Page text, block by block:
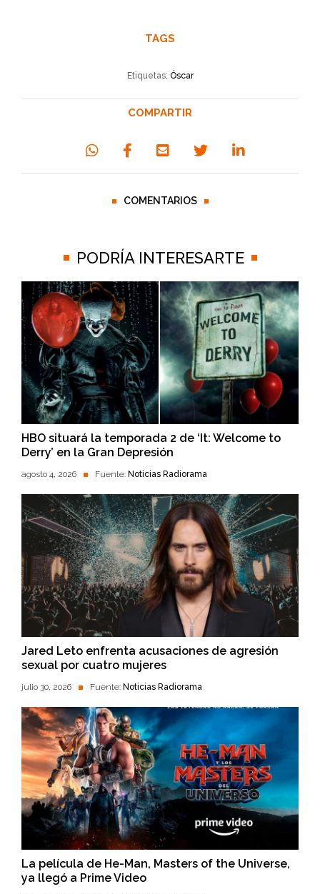
TAGS
Etiquetas: Óscar
COMPARTIR
COMENTARIOS
PODRÍA INTERESARTE
HBO situará la temporada 2 de ‘It: Welcome to
Derry’ en la Gran Depresión
agosto 4, 2026 Fuente: Noticias Radiorama
Jared Leto enfrenta acusaciones de agresión
sexual por cuatro mujeres
julio 30, 2026 Fuente: Noticias Radiorama
La película de He-Man, Masters of the Universe,
ya llegó a Prime Video